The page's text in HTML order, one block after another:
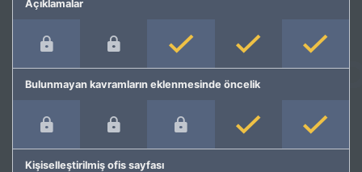
Açıklamalar
Bulunmayan kavramların eklenmesinde öncelik
Kişiselleştirilmiş ofis sayfası